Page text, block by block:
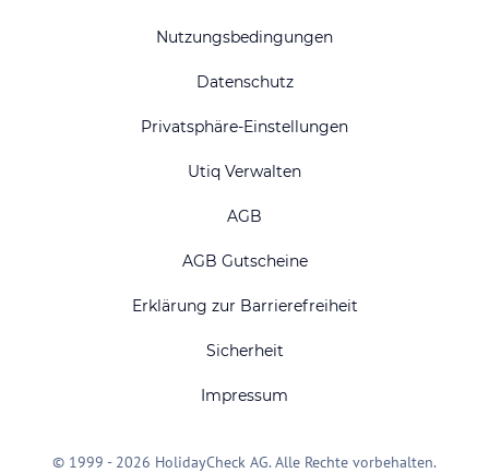
Nutzungsbedingungen
Datenschutz
Privatsphäre-Einstellungen
Utiq Verwalten
AGB
AGB Gutscheine
Erklärung zur Barrierefreiheit
Sicherheit
Impressum
© 1999 - 2026 HolidayCheck AG. Alle Rechte vorbehalten.